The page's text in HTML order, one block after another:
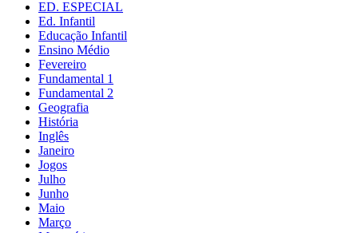
ED. ESPECIAL
Ed. Infantil
Educação Infantil
Ensino Médio
Fevereiro
Fundamental 1
Fundamental 2
Geografia
História
Inglês
Janeiro
Jogos
Julho
Junho
Maio
Março